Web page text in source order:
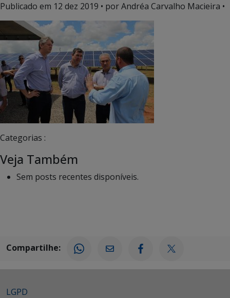
Publicado em 12 dez 2019 • por Andréa Carvalho Macieira •
Categorias :
Veja Também
Sem posts recentes disponíveis.
Compartilhe:
LGPD